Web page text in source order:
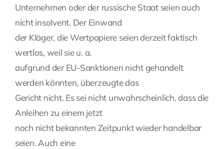
Unternehmen oder der russische Staat seien auch
nicht insolvent. Der Einwand
der Kläger, die Wertpapiere seien derzeit faktisch
wertlos, weil sie u. a.
aufgrund der EU-Sanktionen nicht gehandelt
werden könnten, überzeugte das
Gericht nicht. Es sei nicht unwahrscheinlich, dass die
Anleihen zu einem jetzt
noch nicht bekannten Zeitpunkt wieder handelbar
seien. Auch eine